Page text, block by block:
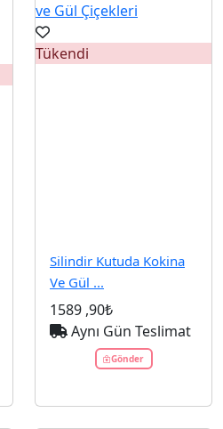
Tükendi
Silindir Kutuda Kokina
Ve Gül ...
1589 ,90₺
Aynı Gün Teslimat
Gönder